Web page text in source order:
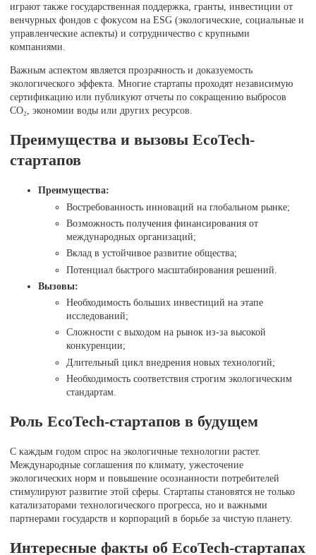
играют также государственная поддержка, гранты, инвестиции от
венчурных фондов с фокусом на ESG (экологические, социальные и
управленческие аспекты) и сотрудничество с крупными
компаниями.
Важным аспектом является прозрачность и доказуемость
экологического эффекта. Многие стартапы проходят независимую
сертификацию или публикуют отчеты по сокращению выбросов
CO₂, экономии воды или других ресурсов.
Преимущества и вызовы EcoTech-
стартапов
Преимущества:
Востребованность инноваций на глобальном рынке;
Возможность получения финансирования от
международных организаций;
Вклад в устойчивое развитие общества;
Потенциал быстрого масштабирования решений.
Вызовы:
Необходимость больших инвестиций на этапе
исследований;
Сложности с выходом на рынок из-за высокой
конкуренции;
Длительный цикл внедрения новых технологий;
Необходимость соответствия строгим экологическим
стандартам.
Роль EcoTech-стартапов в будущем
С каждым годом спрос на экологичные технологии растет.
Международные соглашения по климату, ужесточение
экологических норм и повышение осознанности потребителей
стимулируют развитие этой сферы. Стартапы становятся не только
катализаторами технологического прогресса, но и важными
партнерами государств и корпораций в борьбе за чистую планету.
Интересные факты об EcoTech-стартапах